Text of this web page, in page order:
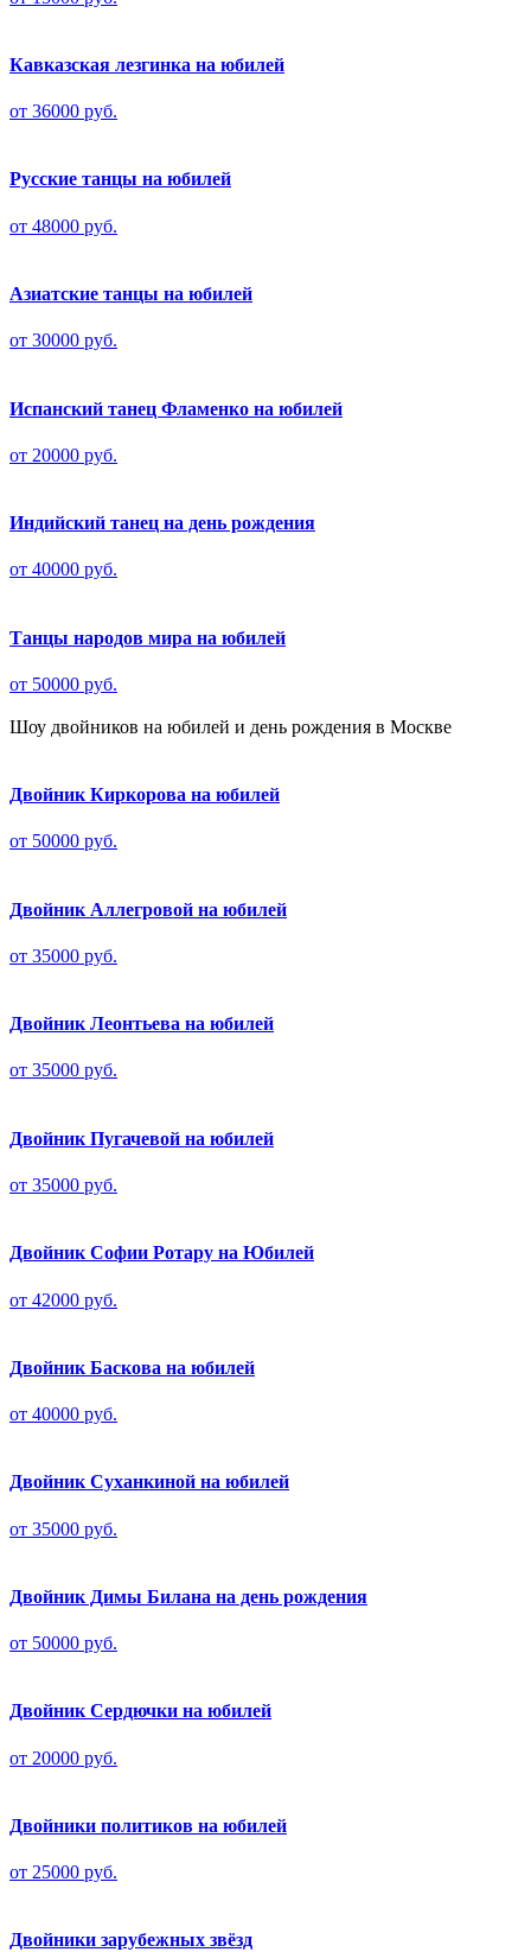
Кавказская лезгинка на юбилей
от 36000 руб.
Русские танцы на юбилей
от 48000 руб.
Азиатские танцы на юбилей
от 30000 руб.
Испанский танец Фламенко на юбилей
от 20000 руб.
Индийский танец на день рождения
от 40000 руб.
Танцы народов мира на юбилей
от 50000 руб.
Шоу двойников на юбилей и день рождения в Москве
Двойник Киркорова на юбилей
от 50000 руб.
Двойник Аллегровой на юбилей
от 35000 руб.
Двойник Леонтьева на юбилей
от 35000 руб.
Двойник Пугачевой на юбилей
от 35000 руб.
Двойник Софии Ротару на Юбилей
от 42000 руб.
Двойник Баскова на юбилей
от 40000 руб.
Двойник Суханкиной на юбилей
от 35000 руб.
Двойник Димы Билана на день рождения
от 50000 руб.
Двойник Сердючки на юбилей
от 20000 руб.
Двойники политиков на юбилей
от 25000 руб.
Двойники зарубежных звёзд